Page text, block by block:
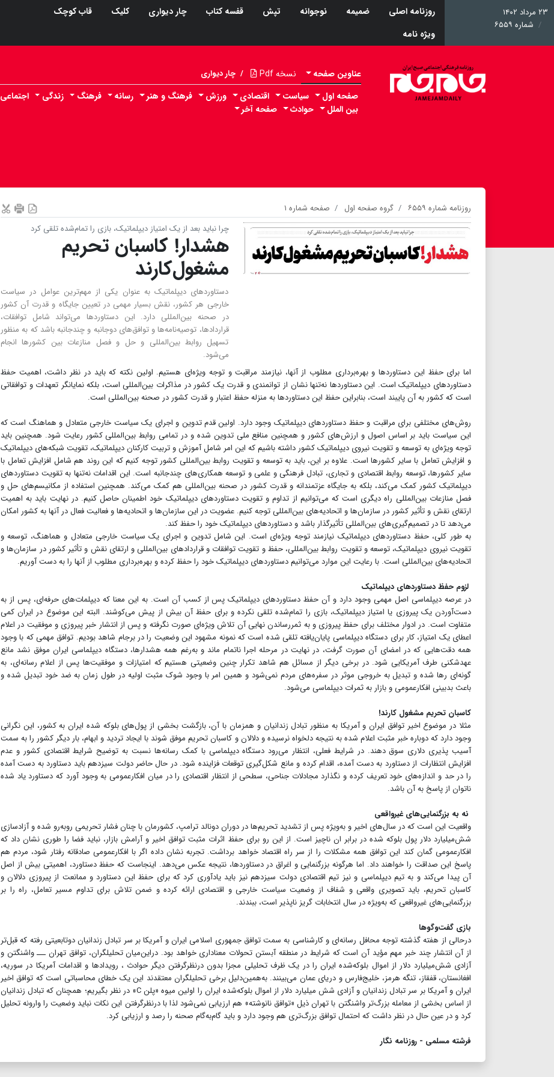
۲۳ مرداد ۱۴۰۲
شماره ۶۵۵۹
روزنامه اصلی ضمیمه نوجوانه تپش قفسه کتاب چار دیواری کلیک
قاب کوچک
ویژه نامه
عناوین صفحه نسخه Pdf / چار دیواری
صفحه اول سیاست اقتصادی ورزش فرهنگ و هنر رسانه فرهنگ زندگی اجتماعی
بین الملل
حوادث صفحه آخر
روزنامه شماره ۶۵۵۹ گروه صفحه اول
صفحه شماره ۱
چرا نباید بعد از یک امتیاز دیپلماتیک، بازی را تمام‌شده تلقی کرد
هشدار! کاسبان تحریم
مشغول‌کارند
دستاوردهای دیپلماتیک به عنوان یکی از مهم‌ترین عوامل در سیاست
خارجی هر کشور، نقش بسیار مهمی در تعیین جایگاه و قدرت آن کشور
در صحنه بین‌المللی دارد. این دستاوردها می‌تواند شامل توافقات،
قراردادها، توصیه‌نامه‌ها و توافق‌های دوجانبه و چندجانبه باشد که به منظور
تسهیل روابط بین‌المللی و حل و فصل منازعات بین کشورها انجام
می‌شود.
اما برای حفظ این دستاوردها و بهره‌برداری مطلوب از آنها، نیازمند مراقبت و توجه ویژه‌ای هستیم. اولین نکته که باید در نظر داشت، اهمیت حفظ
دستاوردهای دیپلماتیک است. این دستاوردها نه‌تنها نشان از توانمندی و قدرت یک کشور در مذاکرات بین‌المللی است، بلکه نمایانگر تعهدات و توافقاتی
است که کشور به آن پایبند است، بنابراین حفظ این دستاوردها به منزله حفظ اعتبار و قدرت کشور در صحنه بین‌المللی است.
روش‌های مختلفی برای مراقبت و حفظ دستاوردهای دیپلماتیک وجود دارد. اولین قدم تدوین و اجرای یک سیاست خارجی متعادل و هماهنگ است که
این سیاست باید بر اساس اصول و ارزش‌های کشور و همچنین منافع ملی تدوین شده و در تمامی روابط بین‌المللی کشور رعایت شود. همچنین باید
توجه ویژه‌ای به توسعه و تقویت نیروی دیپلماتیک کشور داشته باشیم که این امر شامل آموزش و تربیت کارکنان دیپلماتیک، تقویت شبکه‌های دیپلماتیک
و افزایش تعامل با سایر کشورها است. علاوه بر این، باید به توسعه و تقویت روابط بین‌المللی کشور توجه کنیم که این روند هم شامل افزایش تعامل با
سایر کشورها، توسعه روابط اقتصادی و تجاری، تبادل فرهنگی و علمی و توسعه همکاری‌های چندجانبه است. این اقدامات نه‌تنها به تقویت دستاوردهای
دیپلماتیک کشور کمک می‌کند، بلکه به جایگاه عزتمندانه و قدرت کشور در صحنه بین‌المللی هم کمک می‌کند. همچنین استفاده از مکانیسم‌های حل و
فصل منازعات بین‌المللی راه دیگری است که می‌توانیم از تداوم و تقویت دستاوردهای دیپلماتیک خود اطمینان حاصل کنیم. در نهایت باید به اهمیت
ارتقای نقش و تأثیر کشور در سازمان‌ها و اتحادیه‌های بین‌المللی توجه کنیم. عضویت در این سازمان‌ها و اتحادیه‌ها و فعالیت فعال در آنها به کشور امکان
می‌دهد تا در تصمیم‌گیری‌های بین‌المللی تأثیرگذار باشد و دستاوردهای دیپلماتیک خود را حفظ کند.
به طور کلی، حفظ دستاوردهای دیپلماتیک نیازمند توجه ویژه‌ای است. این شامل تدوین و اجرای یک سیاست خارجی متعادل و هماهنگ، توسعه و
تقویت نیروی دیپلماتیک، توسعه و تقویت روابط بین‌المللی، حفظ و تقویت توافقات و قراردادهای بین‌المللی و ارتقای نقش و تأثیر کشور در سازمان‌ها و
اتحادیه‌های بین‌المللی است. با رعایت این موارد می‌توانیم دستاوردهای دیپلماتیک خود را حفظ کرده و بهره‌برداری مطلوب از آنها را به دست آوریم.
لزوم حفظ دستاوردهای دیپلماتیک
در عرصه دیپلماسی اصل مهمی وجود دارد و آن حفظ دستاوردهای دیپلماتیک پس از کسب آن است. به این معنا که دیپلمات‌های حرفه‌ای، پس از به
دست‌آوردن یک پیروزی یا امتیاز دیپلماتیک، بازی را تمام‌شده تلقی نکرده و برای حفظ آن بیش از پیش می‌کوشند. البته این موضوع در ایران کمی
متفاوت است. در ادوار مختلف برای حفظ پیروزی و به ثمررساندن نهایی آن تلاش ویژه‌ای صورت نگرفته و پس از انتشار خبر پیروزی و موفقیت در اعلام
اعطای یک امتیاز، کار برای دستگاه دیپلماسی پایان‌یافته تلقی شده است که نمونه مشهود این وضعیت را در برجام شاهد بودیم. توافق مهمی که با وجود
همه دقت‌هایی که در امضای آن صورت گرفت، در نهایت در مرحله اجرا ناتمام ماند و به‌رغم همه هشدارها، دستگاه دیپلماسی ایران موفق نشد مانع
عهدشکنی طرف آمریکایی شود. در برخی دیگر از مسائل هم شاهد تکرار چنین وضعیتی هستیم که امتیازات و موفقیت‌ها پس از اعلام رسانه‌ای، به
گونه‌‌ای رها شده و تبدیل به خروجی موثر در سفره‌های مردم نمی‌شود و همین امر با وجود شوک مثبت اولیه در طول زمان به ضد خود تبدیل شده و
باعث بدبینی افکارعمومی و بازار به ثمرات دیپلماسی می‌شود.
کاسبان تحریم مشغول کارند!
مثلا در موضوع اخیر توافق ایران و آمریکا به منظور تبادل زندانیان و همزمان با آن، بازگشت بخشی از پول‌های بلوکه شده ایران به کشور، این نگرانی
وجود دارد که دوباره خبر مثبت اعلام شده به نتیجه دلخواه نرسیده و دلالان و کاسبان تحریم موفق شوند با ایجاد تردید و ابهام، بار دیگر کشور را به سمت
آسیب پذیری دلاری سوق دهند. در شرایط فعلی، انتظار می‌رود دستگاه دیپلماسی با کمک رسانه‌ها نسبت به توضیح شرایط اقتصادی کشور و عدم
افزایش انتظارات از دستاورد به دست آمده، اقدام کرده و مانع شکل‌گیری توقعات فزاینده شود. در حال حاضر دولت سیزدهم باید دستاورد به دست آمده
را در حد و اندازه‌های خود تعریف کرده و نگذارد مجادلات جناحی، سطحی از انتظار اقتصادی را در میان افکارعمومی به وجود آورد که دستاورد یاد شده
ناتوان از پاسخ به آن باشد.
نه به بزرگنمایی‌های غیرواقعی
واقعیت این است که در سال‌های اخیر و به‌ویژه پس از تشدید تحریم‌ها در دوران دونالد ترامپ، کشورمان با چنان فشار تحریمی روبه‌رو شده و آزادسازی
شش‌میلیارد دلار پول بلوکه شده در برابر ان ناچیز است. از این رو برای حفظ اثرات مثبت توافق اخیر و آرامش بازار، نباید فضا را طوری نشان داد که
افکارعمومی گمان کند این توافق همه مشکلات را از سر راه اقتصاد خواهد برداشت. تجربه نشان داده اگر با افکارعمومی صادقانه رفتار شود، مردم هم
پاسخ این صداقت را خواهند داد. اما هرگونه بزرگنمایی و اغراق در دستاوردها، نتیجه عکس می‌دهد. اینجاست که حفظ دستاورد، اهمیتی بیش از اصل
آن پیدا می‌کند و به تیم دیپلماسی و نیز تیم اقتصادی دولت سیزدهم نیز باید یادآوری کرد که برای حفظ این دستاورد و ممانعت از پیروزی دلالان و
کاسبان تحریم، باید تصویری واقعی و شفاف از وضعیت سیاست خارجی و اقتصادی ارائه کرده و ضمن تلاش برای تداوم مسیر تعامل، راه را بر
بزرگنمایی‌های غیرواقعی که به‌ویژه در سال انتخابات گریز ناپذیر است، ببندند.
بازی گفت‌وگوها
در‌حالی از هفته گذشته توجه محافل رسانه‌ای و کارشناسی به سمت توافق جمهوری اسلامی ایران و آمریکا بر سر تبادل زندانیان دوتابعیتی رفته که قبل‌تر
از آن انتشار چند خبر مهم مؤید آن است که شرایط در منطقه آبستن تحولات معناداری خواهد بود. در‌این‌میان تحلیلگران، توافق تهران ـــ واشنگتن و
آزادی شش‌میلیارد دلار از اموال بلوکه‌شده ایران را در یک ظرف تحلیلی مجزا بدون درنظرگرفتن دیگر حوادث ، رویدادها و اقدامات آمریکا در سوریه،
افغانستان، قفقاز، تنگه هرمز، خلیج‌فارس و دریای عمان می‌بینند. به‌همین‌دلیل برخی تحلیلگران معتقدند این یک خطای محاسباتی است که توافق اخیر
ایران و آمریکا بر سر تبادل زندانیان و آزادی شش میلیارد دلار از اموال بلوکه‌شده ایران را اولین میوه «پلن C» در نظر بگیریم؛ همچنان که تبادل زندانیان
از اساس بخشی از معامله بزرگ‌تر واشنگتن با تهران ذیل «توافق نانوشته» هم ارزیابی نمی‌شود لذا با در‌نظر‌گرفتن این نکات نباید وضعیت را وارونه تحلیل
کرد و در عین حال در نظر داشت که احتمال توافق بزرگ‌تری هم وجود دارد و باید گام‌به‌گام صحنه را رصد و ارزیابی کرد.
فرشته مسلمی - روزنامه نگار